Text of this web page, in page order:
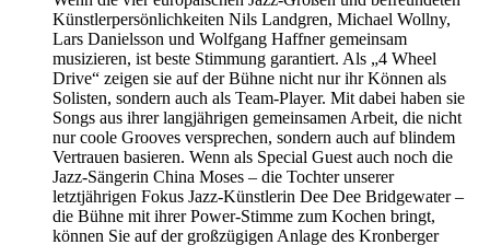
Künstlerpersönlichkeiten Nils Landgren, Michael Wollny,
Lars Danielsson und Wolfgang Haffner gemeinsam
musizieren, ist beste Stimmung garantiert. Als „4 Wheel
Drive“ zeigen sie auf der Bühne nicht nur ihr Können als
Solisten, sondern auch als Team-Player. Mit dabei haben sie
Songs aus ihrer langjährigen gemeinsamen Arbeit, die nicht
nur coole Grooves versprechen, sondern auch auf blindem
Vertrauen basieren. Wenn als Special Guest auch noch die
Jazz-Sängerin China Moses – die Tochter unserer
letztjährigen Fokus Jazz-Künstlerin Dee Dee Bridgewater –
die Bühne mit ihrer Power-Stimme zum Kochen bringt,
können Sie auf der großzügigen Anlage des Kronberger